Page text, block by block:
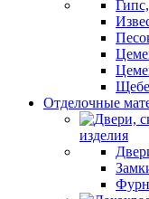
Отделочные
изделия